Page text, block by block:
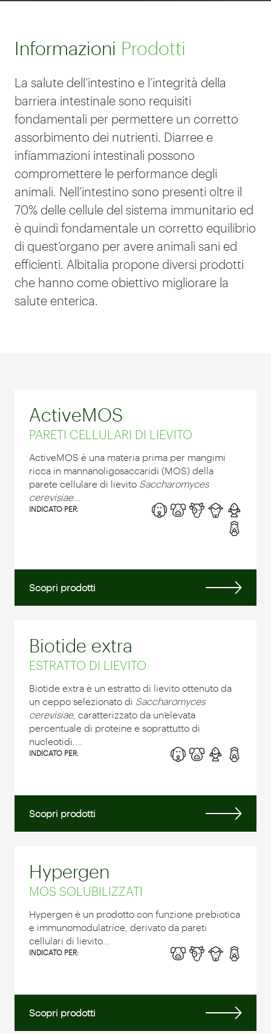
Informazioni Prodotti
La salute dell’intestino e l’integrità della
barriera intestinale sono requisiti
fondamentali per permettere un corretto
assorbimento dei nutrienti. Diarree e
infiammazioni intestinali possono
compromettere le performance degli
animali. Nell’intestino sono presenti oltre il
70% delle cellule del sistema immunitario ed
è quindi fondamentale un corretto equilibrio
di quest’organo per avere animali sani ed
efficienti. Albitalia propone diversi prodotti
che hanno come obiettivo migliorare la
salute enterica.
ActiveMOS
PARETI CELLULARI DI LIEVITO
ActiveMOS è una materia prima per mangimi
ricca in mannanoligosaccaridi (MOS) della
parete cellulare di lievito Saccharomyces
cerevisiae...
INDICATO PER:
Scopri prodotti
Biotide extra
ESTRATTO DI LIEVITO
Biotide extra è un estratto di lievito ottenuto da
un ceppo selezionato di Saccharomyces
cerevisiae, caratterizzato da un’elevata
percentuale di proteine e soprattutto di
nucleotidi....
INDICATO PER:
Scopri prodotti
Hypergen
MOS SOLUBILIZZATI
Hypergen è un prodotto con funzione prebiotica
e immunomodulatrice, derivato da pareti
cellulari di lievito...
INDICATO PER:
Scopri prodotti